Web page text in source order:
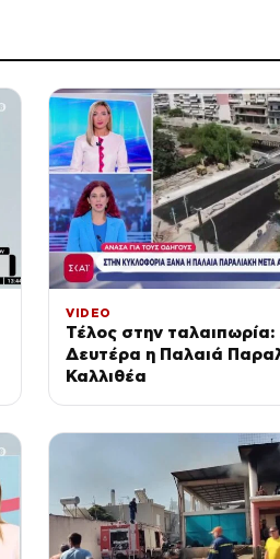
VIDEO
Τέλος στην ταλαιπωρία:
Δευτέρα η Παλαιά
Καλλιθέα